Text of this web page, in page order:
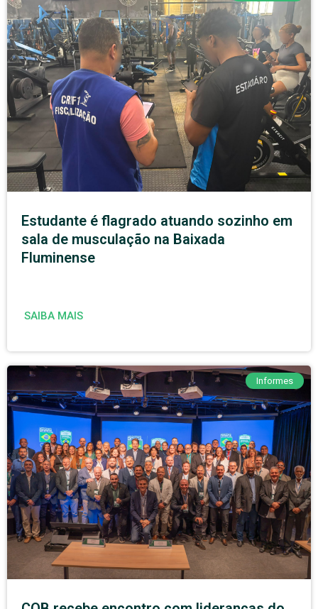
Estudante é flagrado atuando sozinho em
sala de musculação na Baixada
Fluminense
SAIBA MAIS
Informes